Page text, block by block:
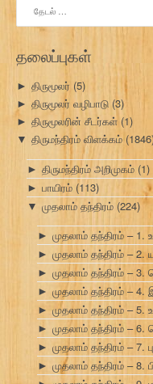
தேடு:
தலைப்புகள்
► திருமூலர் (5)
► திருமூலர் வழிபாடு (3)
► திருமூலரின் சீடர்கள் (1)
▼ திருமந்திரம் விளக்கம்
► திருமந்திரம் அறிமுகம் (1)
► பாயிரம் (113)
▼ முதலாம் தந்திரம் (224)
► முதலாம் தந்திரம் – 1.
► முதலாம் தந்திரம் –
► முதலாம் தந்திரம் –
► முதலாம் தந்திரம் –
► முதலாம் தந்திரம் – 5.
► முதலாம் தந்திரம் –
► முதலாம் தந்திரம் – 7.
► முதலாம் தந்திரம் –